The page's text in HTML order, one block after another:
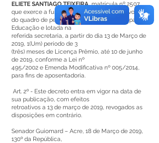
ELIETE SANTIAGO TEIXEIRA, matrícula nº 2507,
que exerce a função de Apoio administrativo,
do quadro de pessoal da Secretaria Municipal de
Educação e lotada na
referida secretaria, a partir do dia 13 de Março de
2019, 1(Um) período de 3
(três) meses de Licença Prêmio, até 10 de junho
de 2019, conforme a Lei nº
495/2002 e Emenda Modificativa nº 005/2014,
para fins de aposentadoria.
Art. 2º - Este decreto entra em vigor na data de
sua publicação, com efeitos
retroativos a 13 de março de 2019, revogados as
disposições em contrário.
Senador Guiomard – Acre, 18 de Março de 2019,
130º da República,